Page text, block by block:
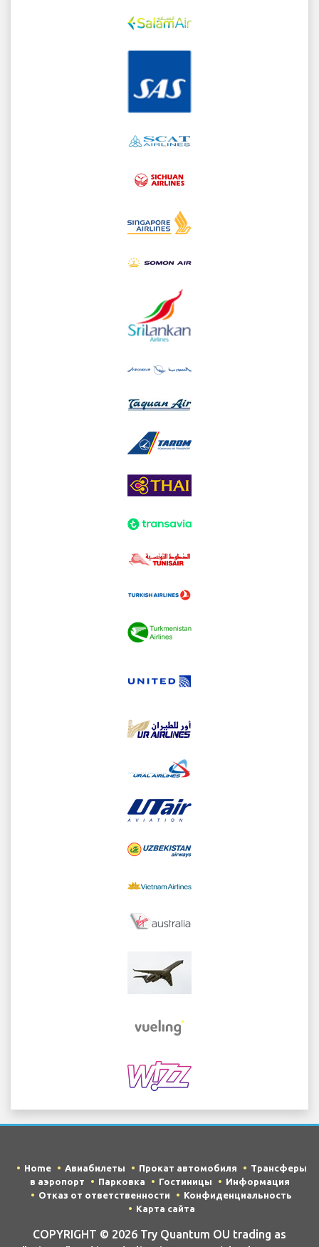
Home Авиабилеты Прокат автомобиля
Трансферы
в аэропорт
Парковка Гостиницы
Информация
Отказ от ответственности
Конфиденциальность
Карта сайта
COPYRIGHT © 2026 Try Quantum OU trading as